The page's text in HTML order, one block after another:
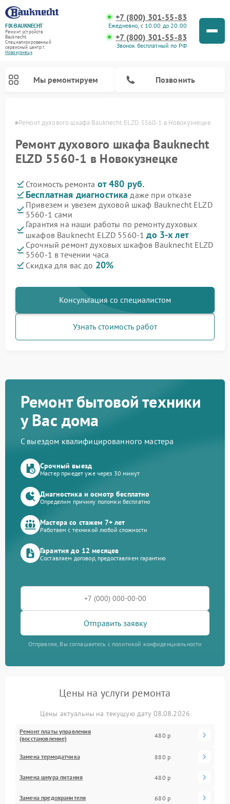
FIX-BAUKNECHT
Ремонт устройств
Bauknecht
Специализированный
cервисный центр г.
Новокузнецк
+7 (800) 301-55-83
Ежедневно, с 10:00 до 20:00
+7 (800) 301-55-83
Звонок бесплатный по РФ
Мы ремонтируем Позвонить
Ремонт духового шкафа Bauknecht ELZD 5560-1 в Новокузнецке
Ремонт духового шкафа Bauknecht
ELZD 5560-1 в Новокузнецке
Стоимость ремонта от 480 руб.
Бесплатная диагностика даже при отказе
Привезем и увезем духовой шкаф Bauknecht ELZD
5560-1 сами
Гарантия на наши работы по ремонту духовых
шкафов Bauknecht ELZD 5560-1до 3-х лет
Срочный ремонт духовых шкафов Bauknecht ELZD
5560-1 в течении часа
Скидка для вас до 20%
Консультация со специалистом
Узнать стоимость работ
Ремонт бытовой техники
у Вас дома
С выездом квалифицированного мастера
Срочный выезд
Мастер приедет уже через 30 минут
Диагностика и осмотр бесплатно
Определим причину поломки бесплатно
Мастера со стажем 7+ лет
Работаем с техникой любой сложности
Гарантия до 12 месяцев
Составляем договор, предоставляем гарантию
Отправить заявку
Отправляя, Вы соглашаетесь с политикой конфиденциальности
Цены на услуги ремонта
Цены актуальны на текущую дату 08.08.2026
Ремонт платы управления
(восстановление)
480 р
Замена термодатчика 880 р
Замена шнура питания 480 р
Замена предохранителя 680 р